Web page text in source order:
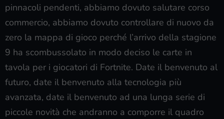
pinnacoli pendenti, abbiamo dovuto salutare corso
commercio, abbiamo dovuto controllare di nuovo da
zero la mappa di gioco perché l’arrivo della stagione
9 ha scombussolato in modo deciso le carte in
tavola per i giocatori di Fortnite. Date il benvenuto al
futuro, date il benvenuto alla tecnologia più
avanzata, date il benvenuto ad una lunga serie di
piccole novità che andranno a comporre il quadro